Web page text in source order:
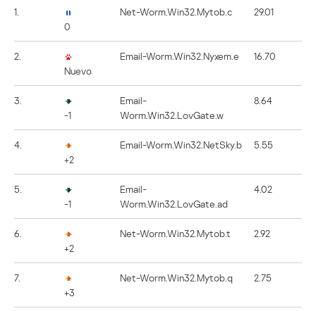
1.
0
Net-Worm.Win32.Mytob.c 29.01
2.
Nuevo
Email-Worm.Win32.Nyxem.e 16.70
3.
-1
Email-
Worm.Win32.LovGate.w
8.64
4.
+2
Email-Worm.Win32.NetSky.b 5.55
5.
-1
Email-
Worm.Win32.LovGate.ad
4.02
6.
+2
Net-Worm.Win32.Mytob.t 2.92
7.
+3
Net-Worm.Win32.Mytob.q 2.75